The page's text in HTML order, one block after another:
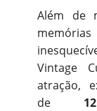
Além de
Vintage
atração,
de